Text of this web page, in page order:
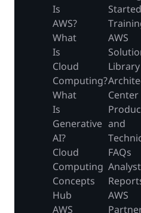
Is
AWS?
What
Is
Cloud
Computing?
What
Is
Generative
AI?
Cloud
Computing
Concepts
Hub
AWS
Started
AWS
Library
Center
and
FAQs
Analyst
AWS